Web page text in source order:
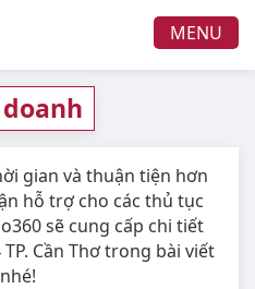
MENU
gian và thuận tiện hơn
hỗ trợ cho các thủ tục
sẽ cung cấp chi tiết
Cần Thơ trong bài viết